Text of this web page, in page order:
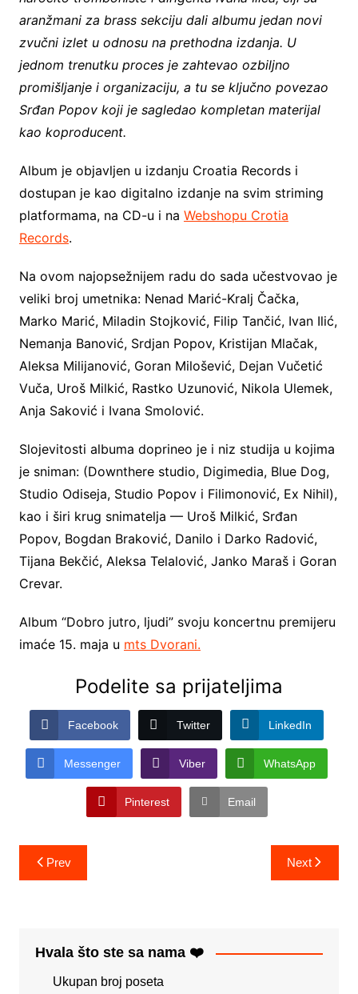
aranžmani za brass sekciju dali albumu jedan novi
zvučni izlet u odnosu na prethodna izdanja. U
jednom trenutku proces je zahtevao ozbiljno
promišljanje i organizaciju, a tu se ključno povezao
Srđan Popov koji je sagledao kompletan materijal
kao koproducent.
Album je objavljen u izdanju Croatia Records i
dostupan je kao digitalno izdanje na svim striming
platformama, na CD-u i na Webshopu Crotia
Records.
Na ovom najopsežnijem radu do sada učestvovao je
veliki broj umetnika: Nenad Marić-Kralj Čačka,
Marko Marić, Miladin Stojković, Filip Tančić, Ivan Ilić,
Nemanja Banović, Srdjan Popov, Kristijan Mlačak,
Aleksa Milijanović, Goran Milošević, Dejan Vučetić
Vuča, Uroš Milkić, Rastko Uzunović, Nikola Ulemek,
Anja Saković i Ivana Smolović.
Slojevitosti albuma doprineo je i niz studija u kojima
je sniman: (Downthere studio, Digimedia, Blue Dog,
Studio Odiseja, Studio Popov i Filimonović, Ex Nihil),
kao i širi krug snimatelja — Uroš Milkić, Srđan
Popov, Bogdan Braković, Danilo i Darko Radović,
Tijana Bekčić, Aleksa Telalović, Janko Maraš i Goran
Crevar.
Album “Dobro jutro, ljudi” svoju koncertnu premijeru
imaće 15. maja u mts Dvorani.
Podelite sa prijateljima
Facebook Twitter LinkedIn
Messenger Viber WhatsApp
Pinterest Email
Post
navigation
Prev Next
Hvala što ste sa nama ❤️
Ukupan broj poseta